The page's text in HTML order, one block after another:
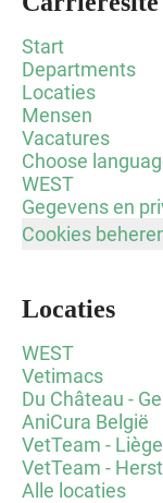
Start
Departments
Locaties
Mensen
Vacatures
Choose
WEST
Gegevens en
Cookies
Locaties
WEST
Vetimacs
Du Château -
AniCura België
VetTeam - Liège
VetTeam -
Alle locaties